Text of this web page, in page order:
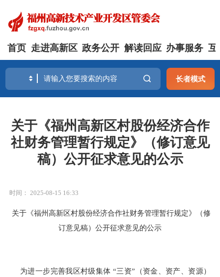
首页 走进高新区 政务公开 解读回应 办事服务 互
长者模式
关于《福州高新区村股份经济合作
社财务管理暂行规定》（修订意见
稿）公开征求意见的公示
时间： 2025-08-15 16:33
关于《福州高新区村股份经济合作社财务管理暂行规定》（修
订意见稿） 公开征求意见的公示
为进一步完善我区村级集体 “三资”（资金、资产、资源）